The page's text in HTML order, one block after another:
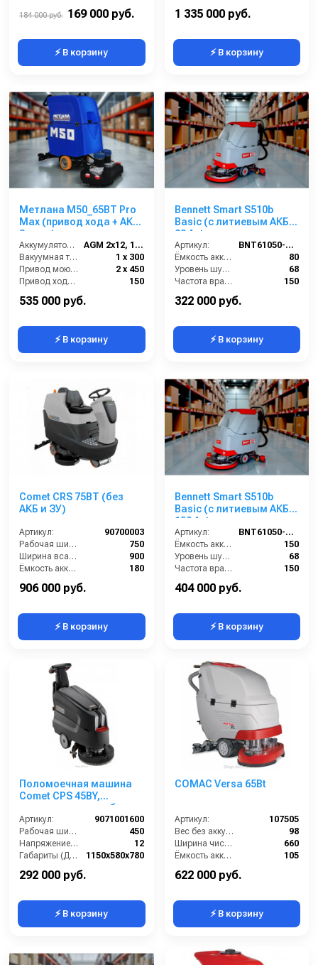
510
184 000 руб. 169 000 руб.
⚡ В корзину
1 335 000 руб.
⚡ В корзину
Метлана М50_65BT Pro
Max (привод хода + АКБ
3 часа)
Аккумулятор АКБ (В/А·ч):
AGM 2х12, 110
Вакуумная турбина (Вт):
1 х 300
Привод моющих щеток (Вт):
2 х 450
Привод хода ( Вт):
150
535 000 руб.
⚡ В корзину
Bennett Smart S510b
Basic (с литиевым АКБ
80 Ач)
Артикул:
BNT61050-80li
Ёмкость аккумуляторов (Ач):
80
Уровень шума (дБ):
68
Частота вращения щетки (об/мин):
150
322 000 руб.
⚡ В корзину
Comet CRS 75BT (без
АКБ и ЗУ)
Артикул:
90700003
Рабочая ширина щеток (мм):
750
Ширина всасывающей балки (мм):
900
Ёмкость аккумуляторов (Ач):
180
906 000 руб.
⚡ В корзину
Bennett Smart S510b
Basic (с литиевым АКБ
150 Ач)
Артикул:
BNT61050-150
Ёмкость аккумуляторов (Ач):
150
Уровень шума (дБ):
68
Частота вращения щетки (об/мин):
150
404 000 руб.
⚡ В корзину
Поломоечная машина
Comet CPS 45BY,
аккумуляторная , без
АКБ с ЗУ
Артикул:
9071001600
Рабочая ширина (мм):
450
Напряжение (В):
12
Габариты (ДхШхВ):
1150x580x780
292 000 руб.
⚡ В корзину
COMAC Versa 65Bt
Артикул:
107505
Вес без аккумуляторов (кг):
98
Ширина чистки щёток (мм):
660
Ёмкость аккумуляторов (Ач):
105
622 000 руб.
⚡ В корзину